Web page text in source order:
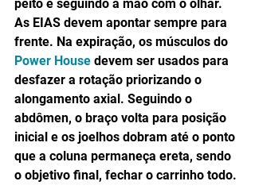
peito e seguindo a mão com o olhar.
As EIAS devem apontar sempre para
frente. Na expiração, os músculos do
Power House devem ser usados para
desfazer a rotação priorizando o
alongamento axial. Seguindo o
abdômen, o braço volta para posição
inicial e os joelhos dobram até o ponto
que a coluna permaneça ereta, sendo
o objetivo final, fechar o carrinho todo.